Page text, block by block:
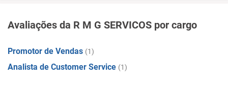
Avaliações da R M G SERVICOS por cargo
Promotor de Vendas (1)
Analista de Customer Service (1)